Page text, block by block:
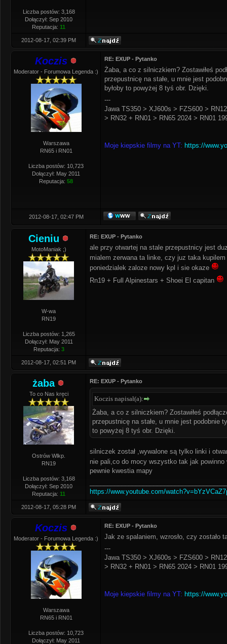
Liczba postów: 3,168
Dołączył: Sep 2010
Reputacja: 11
2012-08-17, 02:39 PM
Koczis
Moderator - Forumowa Legenda :)
Warszawa
RN65 i RN01
Liczba postów: 10,723
Dołączył: May 2011
Reputacja: 58
RE: EXUP - Pytanko
Żaba, a co z silniczkiem? Zostawiłeś
przepustnicę na stałe, u mnie jest
byłoby to powyżej 8 tyś obr. Dzięki.
---
Jawa TS350 > XJ600s > FZS600 >
> RN32 + RN01 > RN65 2024 > RN01
Moje kiepskie filmy na YT: https://
2012-08-17, 02:47 PM
Cieniu
MotoManiak ;)
W-wa
RN19
Liczba postów: 1,265
Dołączył: May 2011
Reputacja: 3
RE: EXUP - Pytanko
ale przy otwartej na stale przepustnicy jest
mialem zerwana ta linke, czy juz taka
poniedzialek zaloze nowy kpl i sie okaze
Rn19 + Full Alpinestars + Shoei El capitan
2012-08-17, 02:51 PM
żaba
To co Nas kręci
Ostrów Wlkp.
RN19
Liczba postów: 3,168
Dołączył: Sep 2010
Reputacja: 11
RE: EXUP - Pytanko
Koczis napisał(a):
Żaba, a co z silniczkiem? Zostawiłeś
przepustnicę na stałe, u mnie jest podobnie
to powyżej 8 tyś obr. Dzięki.
silniczek został ,wywalone są tylko linki i
nie pali,co do mocy wszystko tak jak
pewnie kwestia mapy
https://www.youtube.com/
2012-08-17, 05:28 PM
Koczis
Moderator - Forumowa Legenda :)
Warszawa
RN65 i RN01
Liczba postów: 10,723
Dołączył: May 2011
RE: EXUP - Pytanko
Jak ze spalaniem, wzrosło, czy zostało
---
Jawa TS350 > XJ600s > FZS600 >
> RN32 + RN01 > RN65 2024 > RN01
Moje kiepskie filmy na YT: https://